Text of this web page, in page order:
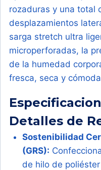
rozaduras y una total
desplazamientos
sarga stretch ultra
microperforadas, la
de la humedad
fresca, seca y
Detalles de
Sostenibilidad
(GRS):
de hilo de